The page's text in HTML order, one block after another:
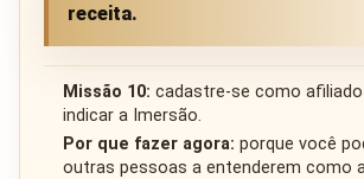
receita.
Missão 10: cadastre-se como
indicar a Imersão.
Por que fazer agora: porque você
outras pessoas a entenderem como